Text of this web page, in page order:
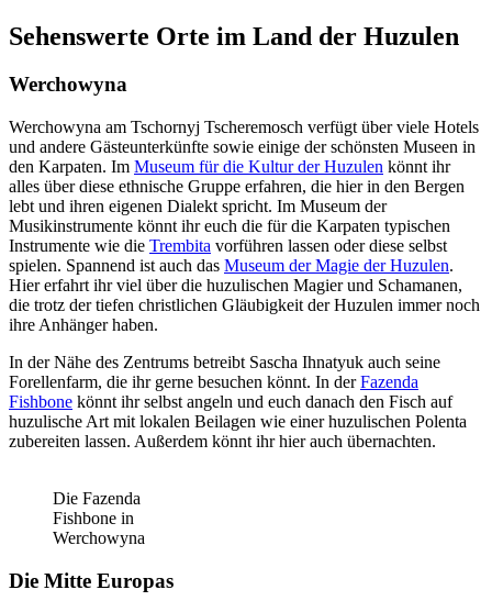
Sehenswerte Orte im Land der Huzulen
Werchowyna
Werchowyna am Tschornyj Tscheremosch verfügt über viele Hotels
und andere Gästeunterkünfte sowie einige der schönsten Museen in
den Karpaten. Im Museum für die Kultur der Huzulen könnt ihr
alles über diese ethnische Gruppe erfahren, die hier in den Bergen
lebt und ihren eigenen Dialekt spricht. Im Museum der
Musikinstrumente könnt ihr euch die für die Karpaten typischen
Instrumente wie die Trembita vorführen lassen oder diese selbst
spielen. Spannend ist auch das Museum der Magie der Huzulen.
Hier erfahrt ihr viel über die huzulischen Magier und Schamanen,
die trotz der tiefen christlichen Gläubigkeit der Huzulen immer noch
ihre Anhänger haben.
In der Nähe des Zentrums betreibt Sascha Ihnatyuk auch seine
Forellenfarm, die ihr gerne besuchen könnt. In derFazenda
Fishbone könnt ihr selbst angeln und euch danach den Fisch auf
huzulische Art mit lokalen Beilagen wie einer huzulischen Polenta
zubereiten lassen. Außerdem könnt ihr hier auch übernachten.
Die Fazenda
Fishbone in
Werchowyna
Die Mitte Europas